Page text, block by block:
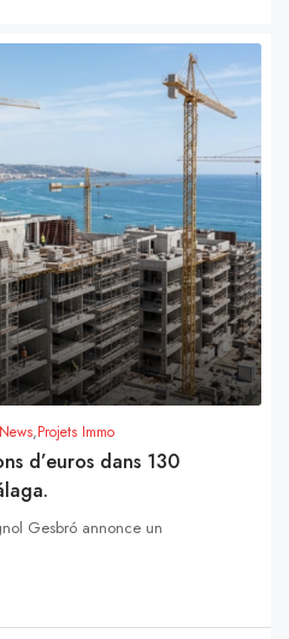
,Projets Immo
d’euros dans 130
Gesbró annonce un